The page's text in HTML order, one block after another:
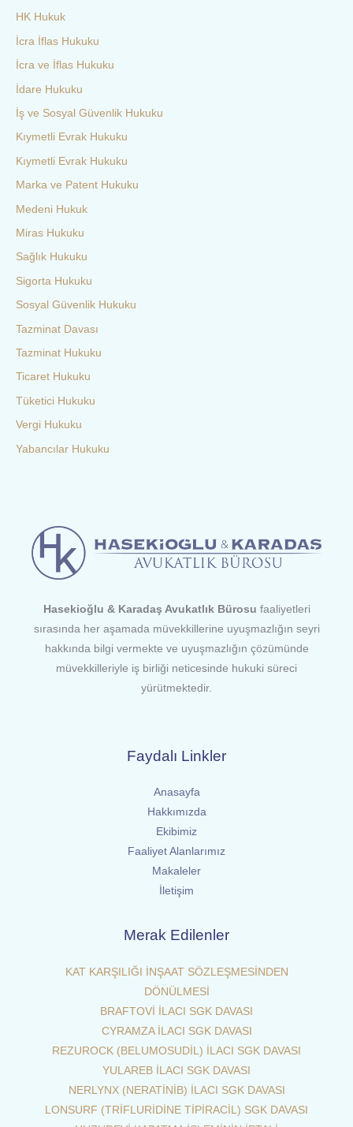
HK Hukuk
İcra İflas Hukuku
İcra ve İflas Hukuku
İdare Hukuku
İş ve Sosyal Güvenlik Hukuku
Kıymetli Evrak Hukuku
Kıymetli Evrak Hukuku
Marka ve Patent Hukuku
Medeni Hukuk
Miras Hukuku
Sağlık Hukuku
Sigorta Hukuku
Sosyal Güvenlik Hukuku
Tazminat Davası
Tazminat Hukuku
Ticaret Hukuku
Tüketici Hukuku
Vergi Hukuku
Yabancılar Hukuku
Hasekioğlu & Karadaş Avukatlık Bürosu faaliyetleri
sırasında her aşamada müvekkillerine uyuşmazlığın seyri
hakkında bilgi vermekte ve uyuşmazlığın çözümünde
müvekkilleriyle iş birliği neticesinde hukuki süreci
yürütmektedir.
Faydalı Linkler
Anasayfa
Hakkımızda
Ekibimiz
Faaliyet Alanlarımız
Makaleler
İletişim
Merak Edilenler
KAT KARŞILIĞI İNŞAAT SÖZLEŞMESİNDEN
DÖNÜLMESİ
BRAFTOVİ İLACI SGK DAVASI
CYRAMZA İLACI SGK DAVASI
REZUROCK (BELUMOSUDİL) İLACI SGK DAVASI
YULAREB İLACI SGK DAVASI
NERLYNX (NERATİNİB) İLACI SGK DAVASI
LONSURF (TRİFLURİDİNE TİPİRACİL) SGK DAVASI